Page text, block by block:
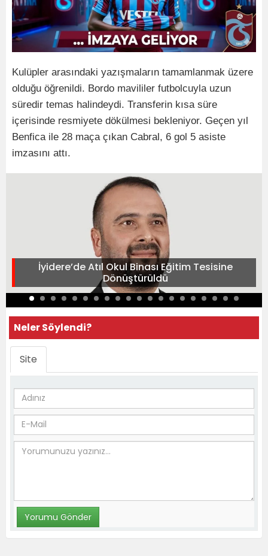
Kulüpler arasındaki yazışmaların tamamlanmak üzere
olduğu öğrenildi. Bordo mavililer futbolcuyla uzun
süredir temas halindeydi. Transferin kısa süre
içerisinde resmiyete dökülmesi bekleniyor. Geçen yıl
Benfica ile 28 maça çıkan Cabral, 6 gol 5 asiste
imzasını attı.
İyidere’de Atıl Okul Binası Eğitim Tesisine
Dönüştürüldü
Neler Söylendi?
Site